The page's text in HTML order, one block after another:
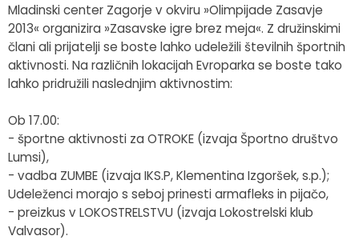
Mladinski center Zagorje v okviru »Olimpijade Zasavje
2013« organizira »Zasavske igre brez meja«. Z družinskimi
člani ali prijatelji se boste lahko udeležili številnih športnih
aktivnosti. Na različnih lokacijah Evroparka se boste tako
lahko pridružili naslednjim aktivnostim:
Ob 17.00:
- športne aktivnosti za OTROKE (izvaja Športno društvo
Lumsi),
- vadba ZUMBE (izvaja IKS.P, Klementina Izgoršek, s.p.);
Udeleženci morajo s seboj prinesti armafleks in pijačo,
- preizkus v LOKOSTRELSTVU (izvaja Lokostrelski klub
Valvasor).
Katalog informacij javnega značaja